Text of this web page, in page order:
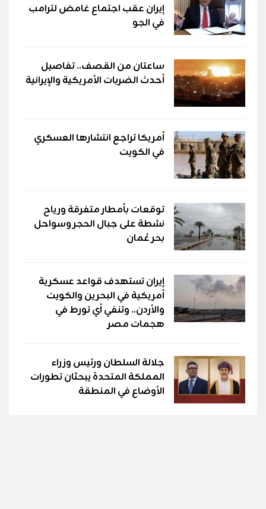
إيران عقب اجتماع غامض لترامب
في الجو
ساعتان من القصف.. تفاصيل
أحدث الضربات الأمريكية والإيرانية
أمريكا تراجع انتشارها العسكري
في الكويت
توقعات بأمطار متفرقة ورياح
نشطة على جبال الحجر وسواحل
بحر عُمان
إيران تستهدف قواعد عسكرية
أمريكية في البحرين والكويت
والأردن.. وتنفي أي تورط في
هجمات مصر
جلالة السلطان ورئيس وزراء
المملكة المتحدة يبحثان تطورات
الأوضاع في المنطقة